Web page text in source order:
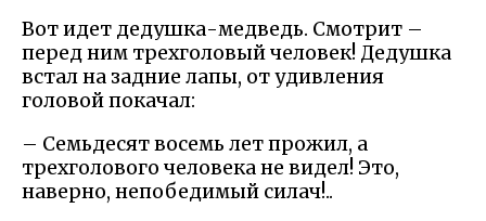
Вот идет дедушка-медведь. Смотрит –
перед ним трехголовый человек! Дедушка
встал на задние лапы, от удивления
головой покачал:
– Семьдесят восемь лет прожил, а
трехголового человека не видел! Это,
наверно, непобедимый силач!..